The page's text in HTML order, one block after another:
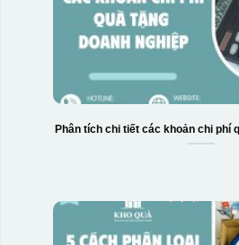
Phân tích chi tiết các khoản chi phí